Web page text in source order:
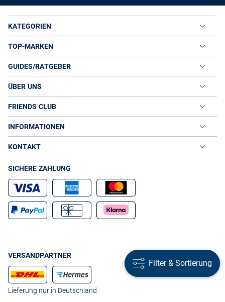
KATEGORIEN
TOP-MARKEN
GUIDES/RATGEBER
ÜBER UNS
FRIENDS CLUB
INFORMATIONEN
KONTAKT
SICHERE ZAHLUNG
VERSANDPARTNER
Lieferung nur in Deutschland
Filter & Sortierung
Filter & Sortierung